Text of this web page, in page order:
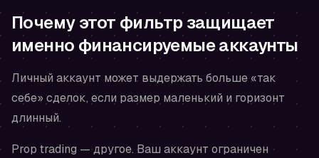
Почему этот фильтр защищает
именно финансируемые аккаунты
Личный аккаунт может выдержать больше «так
себе» сделок, если размер маленький и горизонт
длинный.
Prop trading — другое. Ваш аккаунт ограничен